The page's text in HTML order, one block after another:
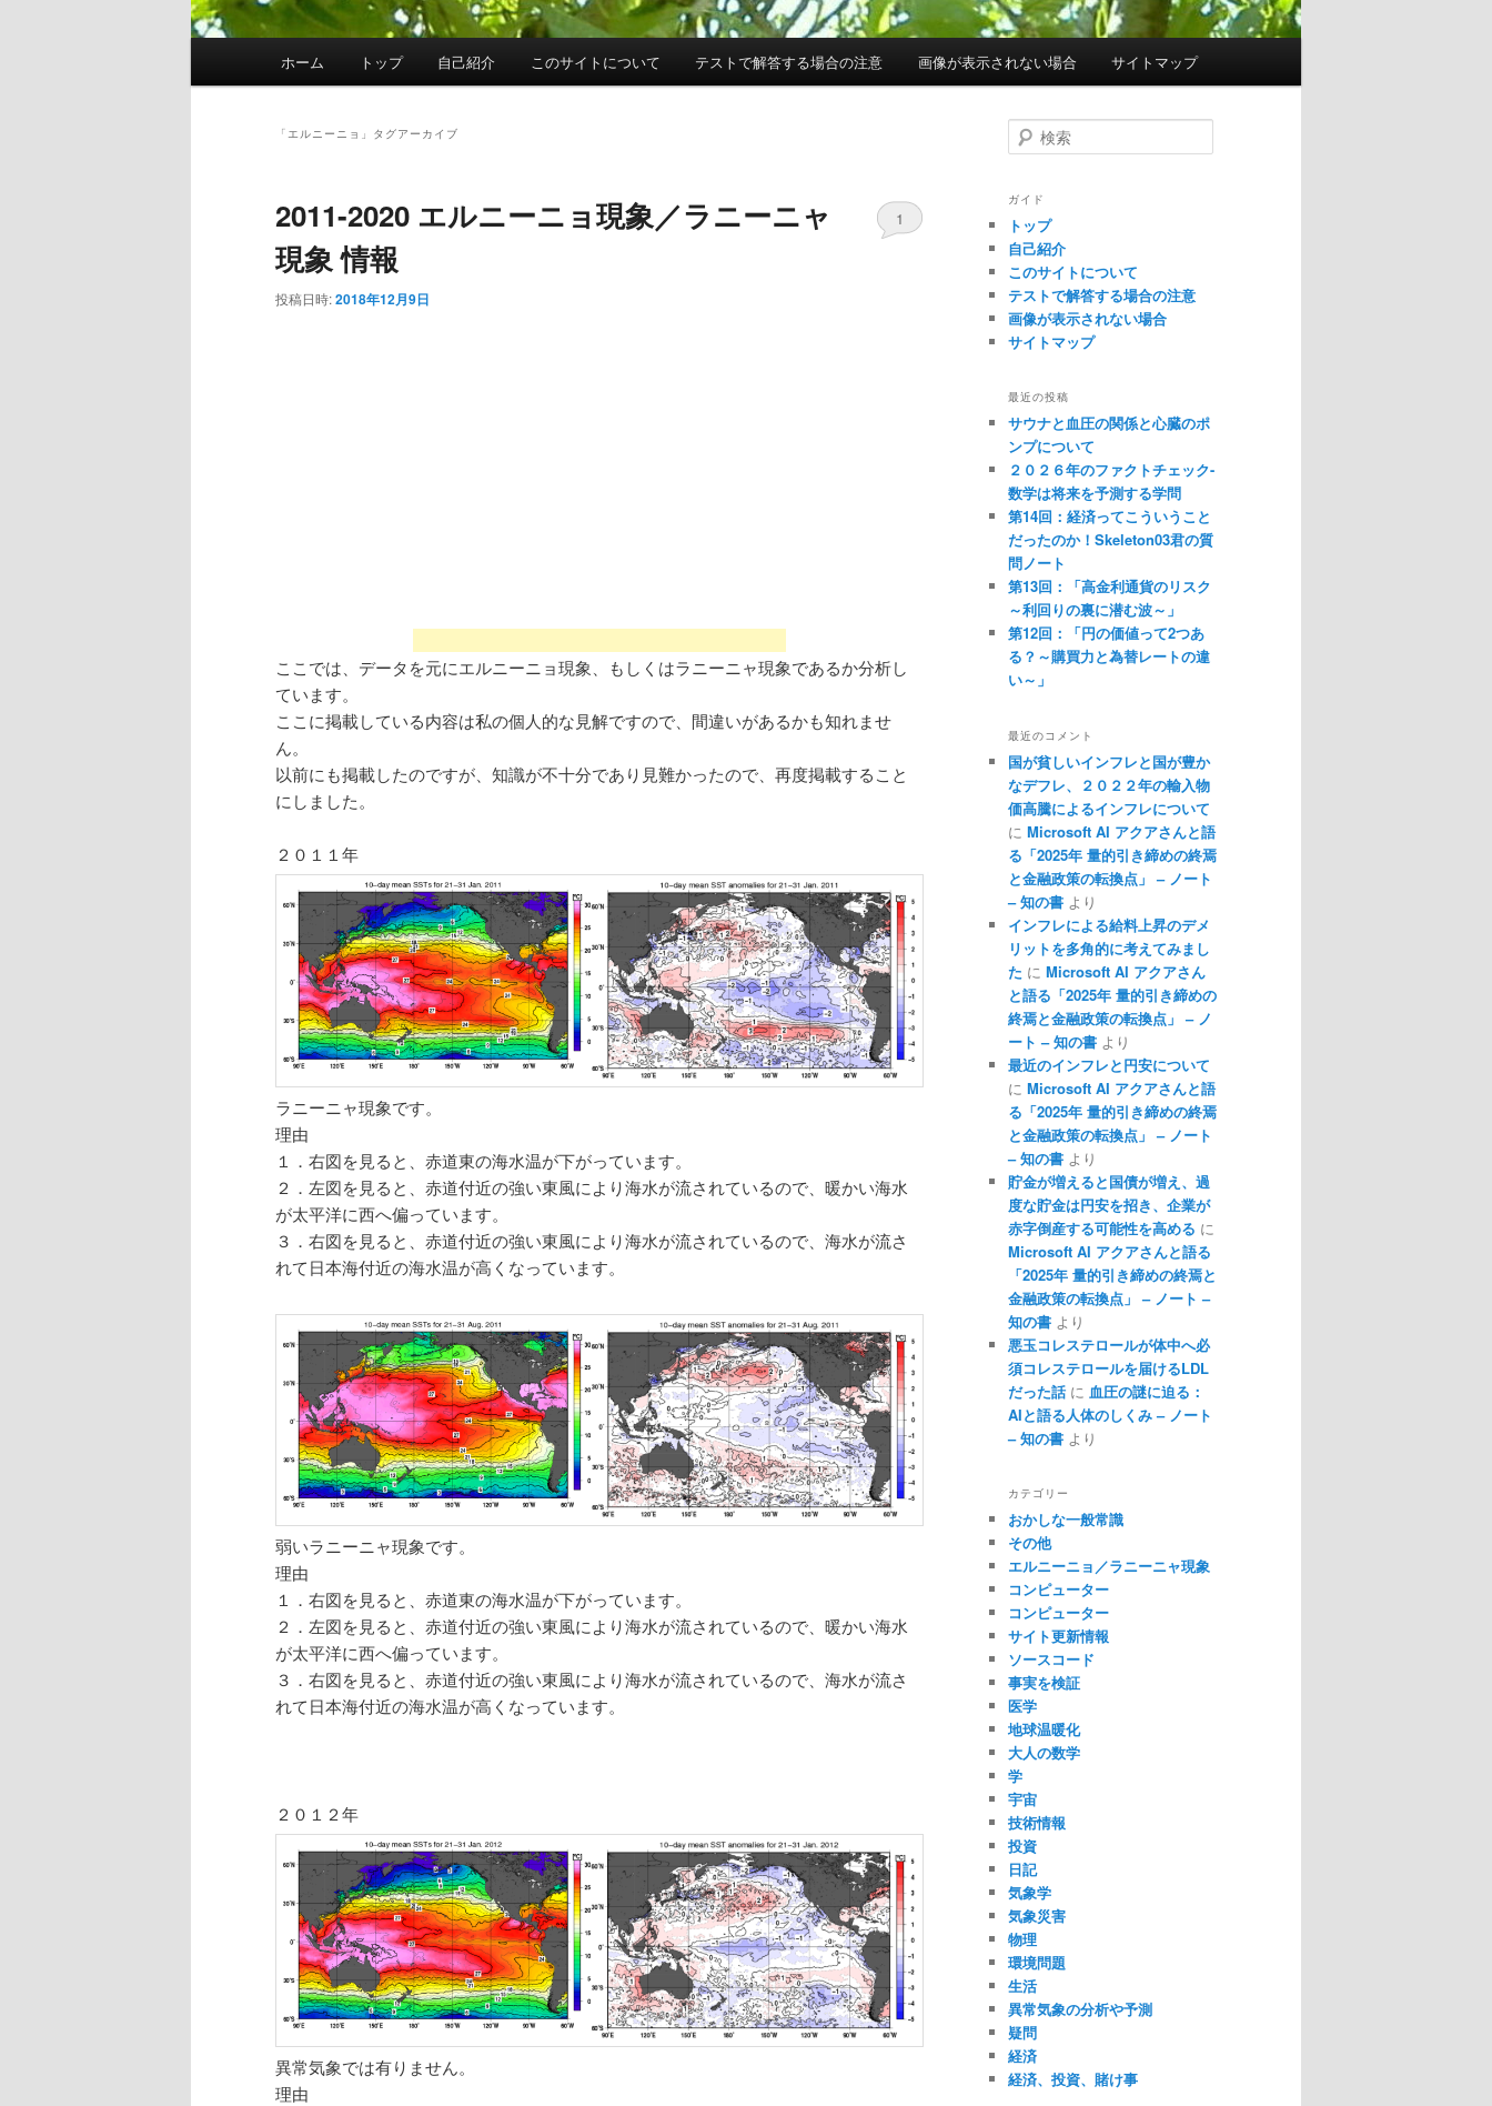
ホーム トップ 自己紹介 このサイトについて テストで解答する場合の注意 画像が表示されない場合 サイトマップ
「エルニーニョ 」タグアーカイブ
2011-2020 エルニーニョ現象／ラニーニャ
現象 情報
投稿日時:2018年12月9日
1
ここでは、データを元にエルニーニョ現象、もしくはラニーニャ現象であるか分析し
ています。
ここに掲載している内容は私の個人的な見解ですので、間違いがあるかも知れませ
ん。
以前にも掲載したのですが、知識が不十分であり見難かったので、再度掲載すること
にしました。
２０１１年
ラニーニャ現象です。
理由
１．右図を見ると、赤道東の海水温が下がっています。
２．左図を見ると、赤道付近の強い東風により海水が流されているので、暖かい海水
が太平洋に西へ偏っています。
３．右図を見ると、赤道付近の強い東風により海水が流されているので、海水が流さ
れて日本海付近の海水温が高くなっています。
弱いラニーニャ現象です。
理由
１．右図を見ると、赤道東の海水温が下がっています。
２．左図を見ると、赤道付近の強い東風により海水が流されているので、暖かい海水
が太平洋に西へ偏っています。
３．右図を見ると、赤道付近の強い東風により海水が流されているので、海水が流さ
れて日本海付近の海水温が高くなっています。
２０１２年
異常気象では有りません。
理由
検
索
ガイド
トップ
自己紹介
このサイトについて
テストで解答する場合の注意
画像が表示されない場合
サイトマップ
最近の投稿
サウナと血圧の関係と心臓のポ
ンプについて
２０２６年のファクトチェック-
数学は将来を予測する学問
第14回：経済ってこういうこと
だったのか！Skeleton03君の質
問ノート
第13回：「高金利通貨のリスク
～利回りの裏に潜む波～」
第12回：「円の価値って2つあ
る？～購買力と為替レートの違
い～」
最近のコメント
国が貧しいインフレと国が豊か
なデフレ、２０２２年の輸入物
価高騰によるインフレについて
に Microsoft AI アクアさんと語
る「2025年 量的引き締めの終焉
と金融政策の転換点」 – ノート
– 知の書 より
インフレによる給料上昇のデメ
リットを多角的に考えてみまし
た に Microsoft AI アクアさん
と語る「2025年 量的引き締めの
終焉と金融政策の転換点」 – ノ
ート – 知の書 より
最近のインフレと円安について
に Microsoft AI アクアさんと語
る「2025年 量的引き締めの終焉
と金融政策の転換点」 – ノート
– 知の書 より
貯金が増えると国債が増え、過
度な貯金は円安を招き、企業が
赤字倒産する可能性を高める に
Microsoft AI アクアさんと語る
「2025年 量的引き締めの終焉と
金融政策の転換点」 – ノート –
知の書 より
悪玉コレステロールが体中へ必
須コレステロールを届けるLDL
だった話 に 血圧の謎に迫る：
AIと語る人体のしくみ – ノート
– 知の書 より
カテゴリー
おかしな一般常識
その他
エルニーニョ／ラニーニャ現象
コンピューター
コンピューター
サイト更新情報
ソースコード
事実を検証
医学
地球温暖化
大人の数学
学
宇宙
技術情報
投資
日記
気象学
気象災害
物理
環境問題
生活
異常気象の分析や予測
疑問
経済
経済、投資、賭け事